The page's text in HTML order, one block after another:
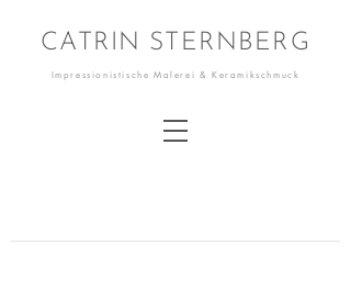
CATRIN STERNBERG
Impressionistische Malerei & Keramikschmuck